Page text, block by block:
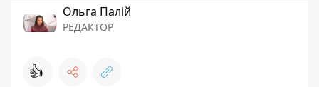
Ольга Палій
РЕДАКТОР
👍